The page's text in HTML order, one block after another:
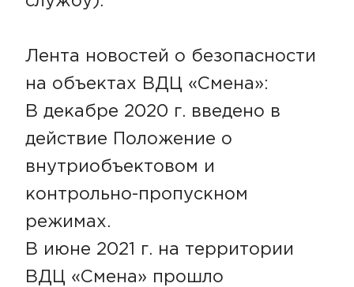
Лента новостей о безопасности
на объектах ВДЦ «Смена»:
В декабре 2020 г. введено в
действие Положение о
внутриобъектовом и
контрольно-пропускном
режимах.
В июне 2021 г. на территории
ВДЦ «Смена» прошло